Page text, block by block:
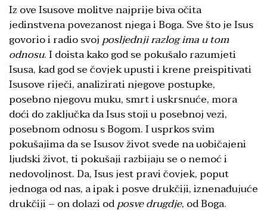
Iz ove Isusove molitve najprije biva očita
jedinstvena povezanost njega i Boga. Sve što je Isus
govorio i radio svoj posljednji razlog ima u tom
odnosu. I doista kako god se pokušalo razumjeti
Isusa, kad god se čovjek upusti i krene preispitivati
Isusove riječi, analizirati njegove postupke,
posebno njegovu muku, smrt i uskrsnuće, mora
doći do zaključka da Isus stoji u posebnoj vezi,
posebnom odnosu s Bogom. I usprkos svim
pokušajima da se Isusov život svede na uobičajeni
ljudski život, ti pokušaji razbijaju se o nemoć i
nedovoljnost. Da, Isus jest pravi čovjek, poput
jednoga od nas, a ipak i posve drukčiji, iznenađujuće
drukčiji – on dolazi odposve drugdje, od Boga.